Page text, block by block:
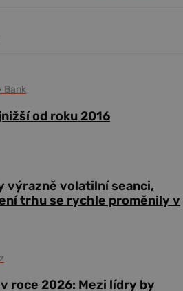
Bank
od roku 2016
výrazně volatilní seanci,
trhu se rychle proměnily v
roce 2026: Mezi lídry by